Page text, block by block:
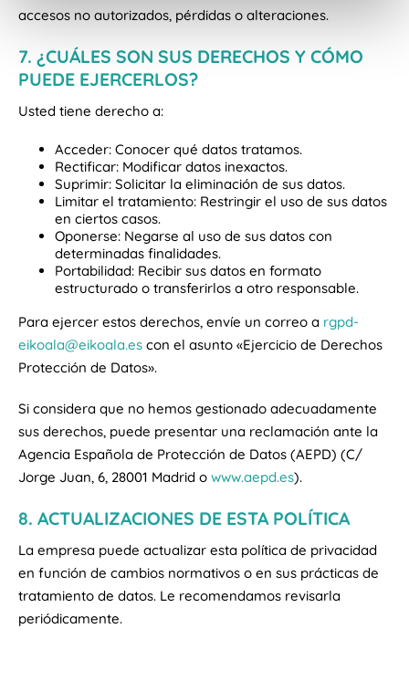
accesos no autorizados, pérdidas o alteraciones.
7. ¿CUÁLES SON SUS DERECHOS Y CÓMO
PUEDE EJERCERLOS?
Usted tiene derecho a:
Acceder: Conocer qué datos tratamos.
Rectificar: Modificar datos inexactos.
Suprimir: Solicitar la eliminación de sus datos.
Limitar el tratamiento: Restringir el uso de sus datos
en ciertos casos.
Oponerse: Negarse al uso de sus datos con
determinadas finalidades.
Portabilidad: Recibir sus datos en formato
estructurado o transferirlos a otro responsable.
Para ejercer estos derechos, envíe un correo a rgpd-
eikoala@eikoala.es con el asunto «Ejercicio de Derechos
Protección de Datos».
Si considera que no hemos gestionado adecuadamente
sus derechos, puede presentar una reclamación ante la
Agencia Española de Protección de Datos (AEPD) (C/
Jorge Juan, 6, 28001 Madrid o www.aepd.es).
8. ACTUALIZACIONES DE ESTA POLÍTICA
La empresa puede actualizar esta política de privacidad
en función de cambios normativos o en sus prácticas de
tratamiento de datos. Le recomendamos revisarla
periódicamente.